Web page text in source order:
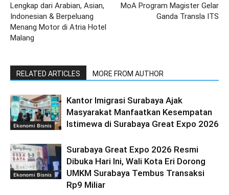
Lengkap dari Arabian, Asian,
Indonesian & Berpeluang
Menang Motor di Atria Hotel
Malang
MoA Program Magister Gelar
Ganda Transla ITS
RELATED ARTICLES MORE FROM AUTHOR
Ekonomi Bisnis
Kantor Imigrasi Surabaya Ajak
Masyarakat Manfaatkan Kesempatan
Istimewa di Surabaya Great Expo 2026
Ekonomi Bisnis
Surabaya Great Expo 2026 Resmi
Dibuka Hari Ini, Wali Kota Eri Dorong
UMKM Surabaya Tembus Transaksi
Rp9 Miliar